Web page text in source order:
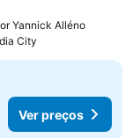
Yannick Alléno
City
Ver preços